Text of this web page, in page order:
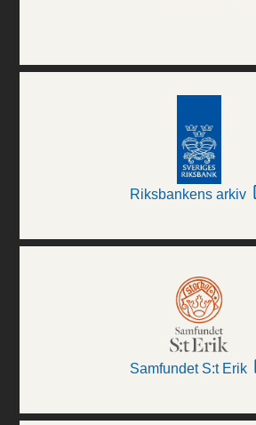
Riksbankens arkiv
Samfundet S:t Erik